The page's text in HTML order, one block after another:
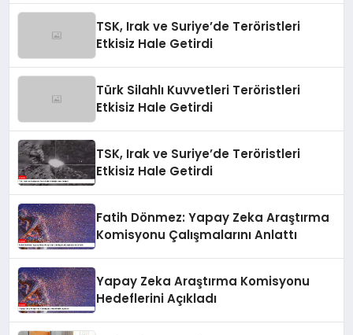
TSK, Irak ve Suriye’de Teröristleri
Etkisiz Hale Getirdi
Türk Silahlı Kuvvetleri Teröristleri
Etkisiz Hale Getirdi
TSK, Irak ve Suriye’de Teröristleri
Etkisiz Hale Getirdi
Fatih Dönmez: Yapay Zeka Araştırma
Komisyonu Çalışmalarını Anlattı
Yapay Zeka Araştırma Komisyonu
Hedeflerini Açıkladı